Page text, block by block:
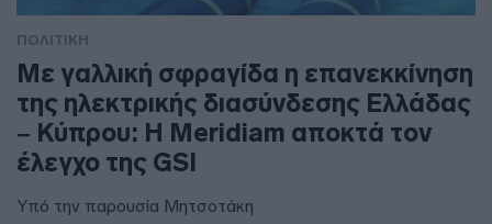
ΠΟΛΙΤΙΚΗ
Με γαλλική σφραγίδα η επανεκκίνηση
της ηλεκτρικής διασύνδεσης Ελλάδας
– Κύπρου: Η Meridiam αποκτά τον
έλεγχο της GSI
Υπό την παρουσία Μητσοτάκη